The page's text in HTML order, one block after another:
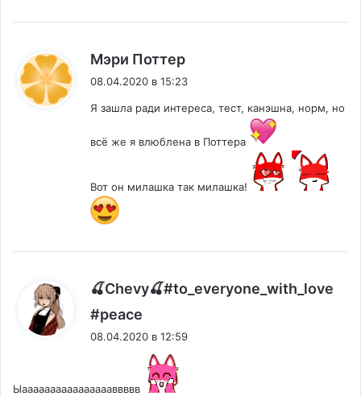
Мэри Поттер
08.04.2020 в 15:23
Я зашла ради интереса, тест, канэшна, норм, но
всё же я влюблена в Поттера
Вот он милашка так милашка!
🍒Chevy🍒#to_everyone_with_love
#peace
08.04.2020 в 12:59
Ыааааааааааааааааввввв